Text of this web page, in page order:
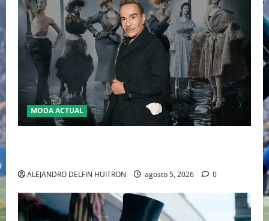
MODA ACTUAL
ALEJANDRO DELFIN HUITRON agosto 5, 2026 0